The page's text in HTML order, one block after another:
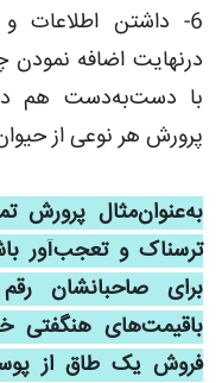
6- داشتن اطلاعات
درنهایت اضافه
با دست‌به‌دست هم
پرورش هر نوعی از
به‌عنوان‌مثال پرورش
ترسناک و تعجب‌آور
برای صاحبانشان
باقیمت‌های هنگفتی